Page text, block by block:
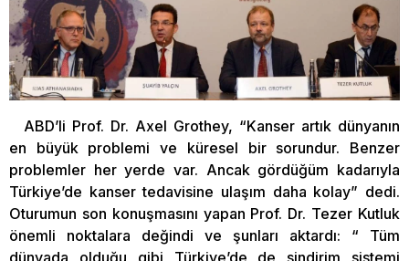
ABD’li Prof. Dr. Axel Grothey, “Kanser artık dünyanın
en büyük problemi ve küresel bir sorundur. Benzer
problemler her yerde var. Ancak gördüğüm kadarıyla
Türkiye’de kanser tedavisine ulaşım daha kolay” dedi.
Oturumun son konuşmasını yapan Prof. Dr. Tezer Kutluk
önemli noktalara değindi ve şunları aktardı: “ Tüm